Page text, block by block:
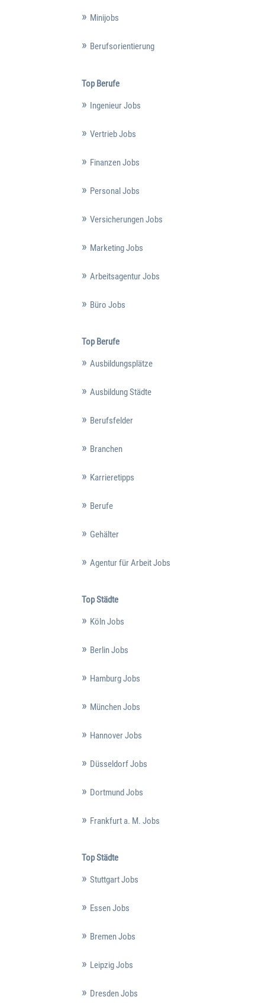
Minijobs
Berufsorientierung
Top Berufe
Ingenieur Jobs
Vertrieb Jobs
Finanzen Jobs
Personal Jobs
Versicherungen Jobs
Marketing Jobs
Arbeitsagentur Jobs
Büro Jobs
Top Berufe
Ausbildungsplätze
Ausbildung Städte
Berufsfelder
Branchen
Karrieretipps
Berufe
Gehälter
Agentur für Arbeit Jobs
Top Städte
Köln Jobs
Berlin Jobs
Hamburg Jobs
München Jobs
Hannover Jobs
Düsseldorf Jobs
Dortmund Jobs
Frankfurt a. M. Jobs
Top Städte
Stuttgart Jobs
Essen Jobs
Bremen Jobs
Leipzig Jobs
Dresden Jobs